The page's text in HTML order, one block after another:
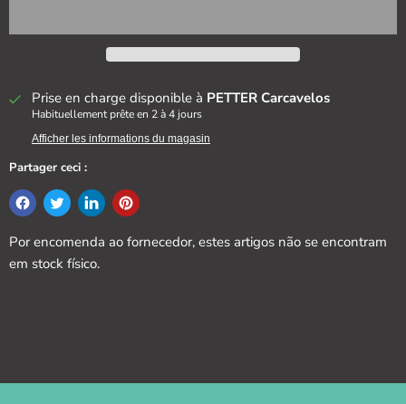
Prise en charge disponible à PETTER Carcavelos
Habituellement prête en 2 à 4 jours
Afficher les informations du magasin
Partager ceci :
Por encomenda ao fornecedor, estes artigos não se encontram
em stock físico.